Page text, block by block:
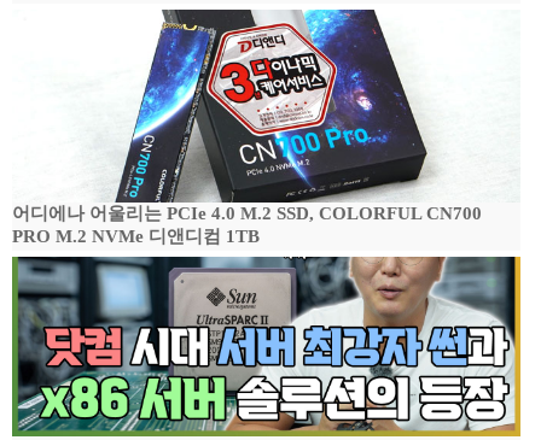
어디에나 어울리는 PCIe 4.0 M.2 SSD, COLORFUL CN700
PRO M.2 NVMe 디앤디컴 1TB